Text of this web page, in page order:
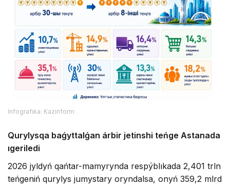
Infografıka: Kazinform
Qurylysqa baǵyttalǵan árbir jetinshi teńge Astanada
ıgeriledi
2026 jyldyń qańtar-mamyrynda respýblıkada 2,401 trln
teńgeniń qurylys jumystary oryndalsa, onyń 359,2 mlrd